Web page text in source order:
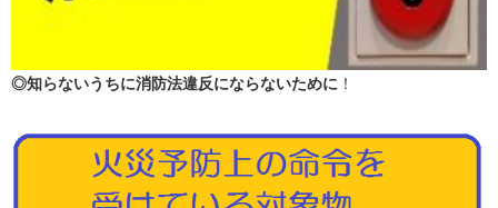
◎知らないうちに消防法違反にならないために ！